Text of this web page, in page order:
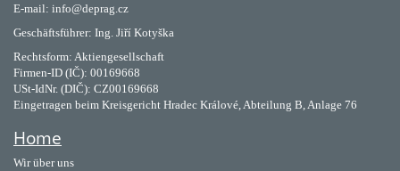
E-mail: info@deprag.cz
Geschäftsführer: Ing. Jiří Kotyška
Rechtsform: Aktiengesellschaft
Firmen-ID (IČ): 00169668
USt-IdNr. (DIČ): CZ00169668
Eingetragen beim Kreisgericht Hradec Králové, Abteilung B, Anlage 76
Home
Wir über uns